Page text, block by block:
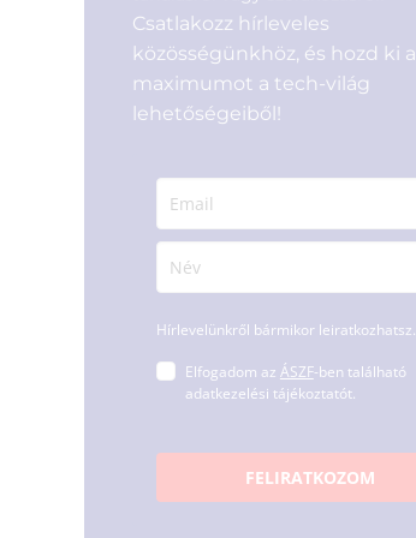
Csatlakozz hírleveles
közösségünkhöz, és hozd ki a
maximumot a tech-világ
lehetőségeiből!
Hírlevelünkről bármikor leiratkozhatsz.
Elfogadom az ÁSZF-ben található
adatkezelési tájékoztatót.
FELIRATKOZOM